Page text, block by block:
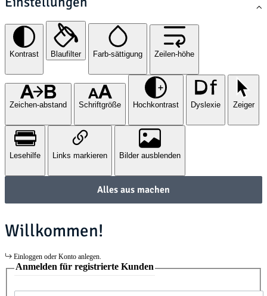
Kontrast Blaufilter Farb-sättigung Zeilen-höhe
Zeichen-abstand Schriftgröße Hochkontrast Dyslexie Zeiger
Lesehilfe Links markieren Bilder ausblenden
Alles aus machen
Willkommen!
Einloggen oder Konto anlegen.
Anmelden für registrierte Kunden